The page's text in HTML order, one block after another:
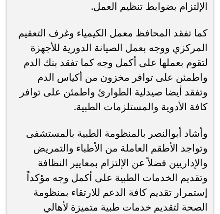
الإلتزام بضوابط تنظيم العمل.
كما تفقد المحافظ معمل الكيمياء وغرف التعقيم
المركزي ووجه بعمل الصيانة الدورية للأجهزة
لتقوم بعملها على أكمل وجه كما تفقد بنك الدم
واطمئن على توافر مخزون من أكياس الدم
وتفقد أيضا صيدلية الطوارئ واطمئن على توافر
كافة الأدوية والمستلزمات الطبية.
وأشاد أبوالنصر بالمنظومة الطبية بالمستشفى
وتواجد الأطقم العاملة من الأطباء والتمريض
والإداريين فضلاً عن الإلتزام بمعايير النظافة
وتقديم الخدمات الطبية على أكمل وجه مؤكداً
إستمرار تقديم كافة الدعم للارتقاء بمنظومة
الصحة لتقديم خدمات طبية متميزة لأهالي